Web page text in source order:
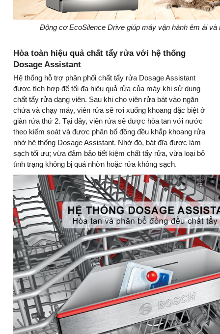
Động cơ EcoSilence Drive giúp máy vận hành êm ái và
Hòa toàn hiệu quả chất tẩy rửa với hệ thống
Dosage Assistant
Hệ thống hỗ trợ phân phối chất tẩy rửa Dosage Assistant
được tích hợp để tối đa hiệu quả rửa của máy khi sử dụng
chất tẩy rửa dạng viên. Sau khi cho viên rửa bát vào ngăn
chứa và chạy máy, viên rửa sẽ rơi xuống khoang đặc biệt ở
giàn rửa thứ 2. Tại đây, viên rửa sẽ được hòa tan với nước
theo kiểm soát và được phân bổ đồng đều khắp khoang rửa
nhờ hệ thống Dosage Assistant. Nhờ đó, bát đĩa được làm
sạch tối ưu; vừa đảm bảo tiết kiệm chất tẩy rửa, vừa loại bỏ
tình trạng không bị quá nhờn hoặc rửa không sạch.